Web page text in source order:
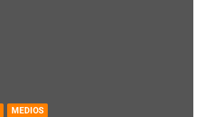
MEDIOS